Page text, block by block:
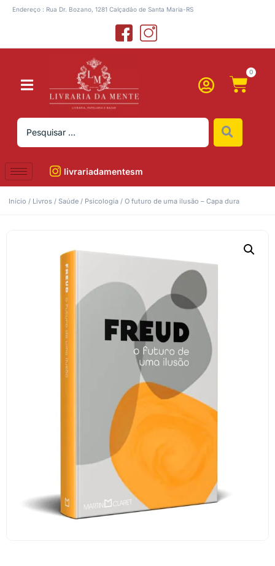
Endereço : Rua Dr. Bozano, 1281 Calçadão de Santa Maria-RS
0
livrariadamentesm
Início / Livros / Saúde / Psicologia / O futuro de uma ilusão – Capa dura